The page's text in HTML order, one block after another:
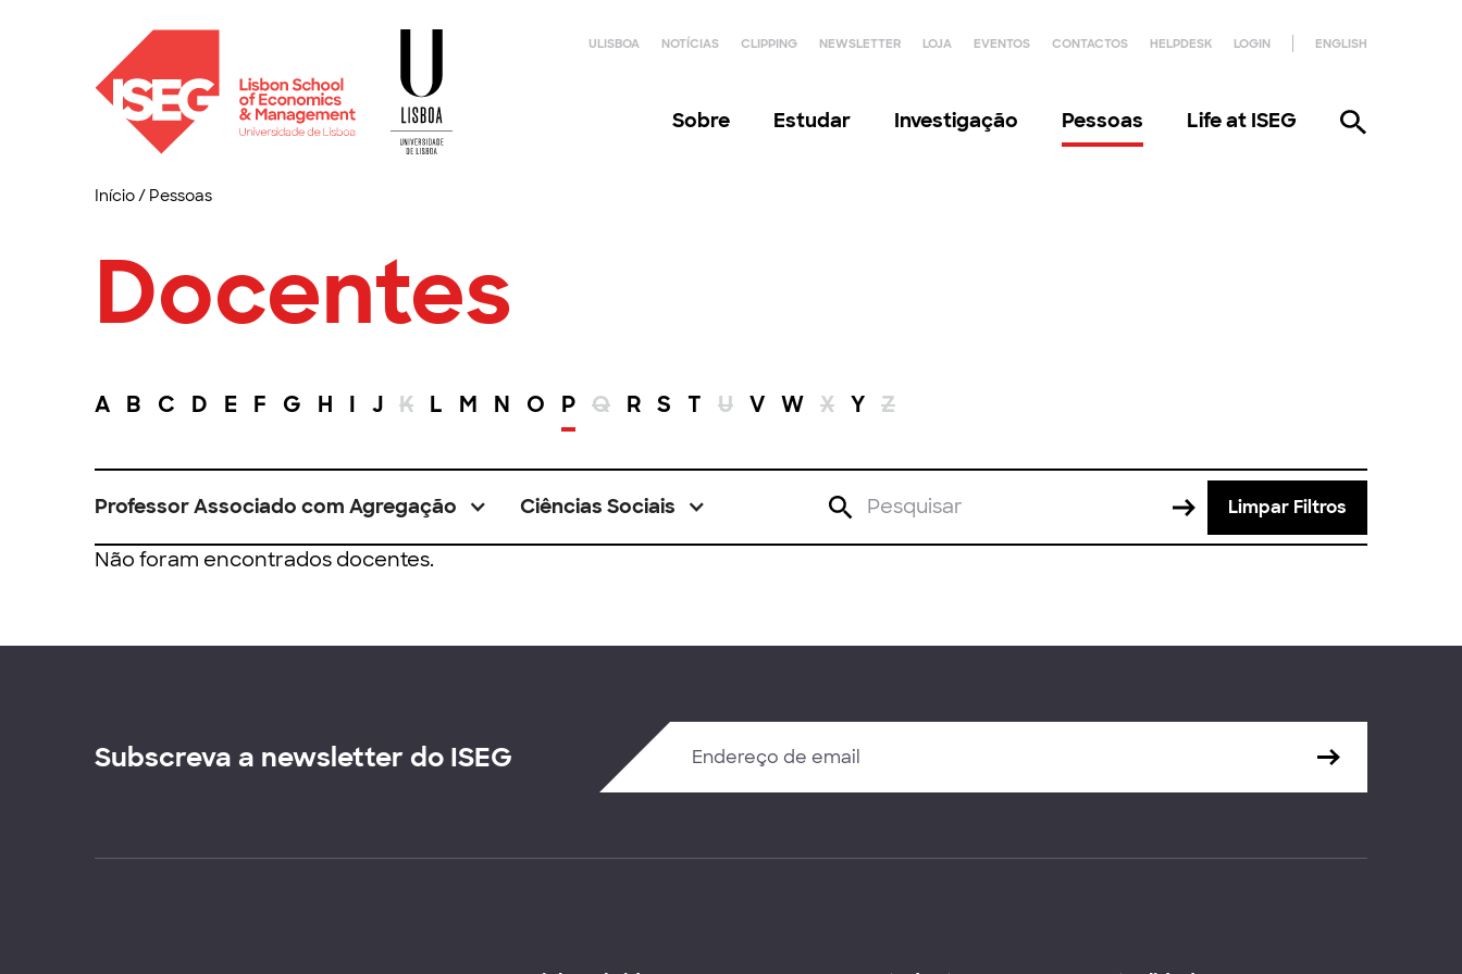
ULISBOA NOTÍCIAS CLIPPING NEWSLETTER LOJA EVENTOS CONTACTOS HELPDESK LOGIN ENGLISH
Sobre Estudar Investigação Pessoas Life at ISEG
Início/ Pessoas
Docentes
A B C D E F G H I J K L M N O P Q R S T U V W X Y Z
Professor Associado com Agregação Ciências Sociais Limpar Filtros
Não foram encontrados docentes.
Subscreva a newsletter do ISEG